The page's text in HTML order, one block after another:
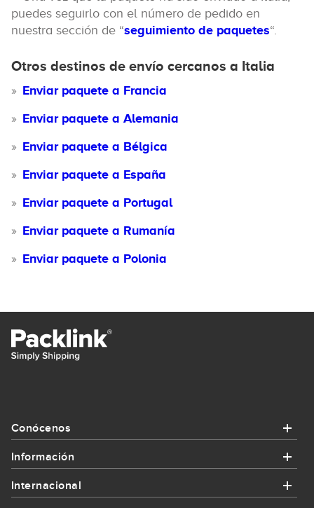
puedes seguirlo con el número de pedido en
nuestra sección de “seguimiento de paquetes“.
Otros destinos de envío cercanos a Italia
Enviar paquete a Francia
Enviar paquete a Alemania
Enviar paquete a Bélgica
Enviar paquete a España
Enviar paquete a Portugal
Enviar paquete a Rumanía
Enviar paquete a Polonia
Conócenos
Información
Internacional